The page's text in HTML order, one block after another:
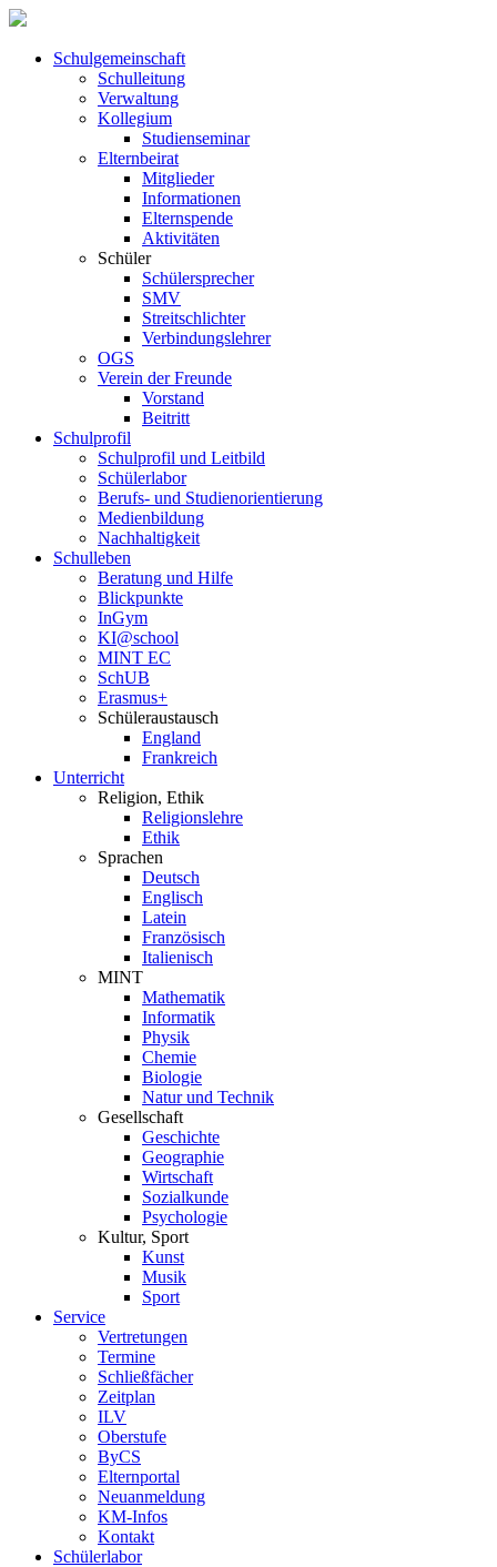
Schul­ge­meinschaft
Schul­leitung
Verwaltung
Kollegium
Studienseminar
Elternbeirat
Mitglieder
Informationen
Elternspende
Aktivitäten
Schüler
Schülersprecher
SMV
Streitschlichter
Verbindungslehrer
OGS
Verein der Freunde
Vorstand
Beitritt
Schulprofil
Schulprofil und Leitbild
Schülerlabor
Berufs- und Studienorientierung
Medien­bildung
Nachhaltigkeit
Schulleben
Beratung und Hilfe
Blickpunkte
InGym
KI@school
MINT EC
SchUB
Erasmus+
Schüler­austausch
England
Frankreich
Unterricht
Religion, Ethik
Religionslehre
Ethik
Sprachen
Deutsch
Englisch
Latein
Französisch
Italienisch
MINT
Mathematik
Informatik
Physik
Chemie
Biologie
Natur und Technik
Gesellschaft
Geschichte
Geographie
Wirtschaft
Sozialkunde
Psychologie
Kultur, Sport
Kunst
Musik
Sport
Service
Vertretungen
Termine
Schließfächer
Zeitplan
ILV
Oberstufe
ByCS
Elternportal
Neuanmeldung
KM-Infos
Kontakt
Schüler­labor